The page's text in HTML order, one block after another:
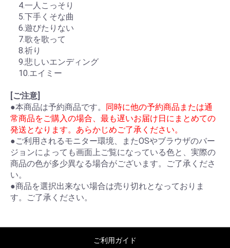
4.一人こっそり
5.下手くそな曲
6.遊びたりない
7.歌を歌って
8.祈り
9.悲しいエンディング
10.エイミー
[ご注意]
●本商品は予約商品です。
同時に他の予約商品または通
常商品をご購入の場合、最も遅いお届け日にまとめての
発送となります。あらかじめご了承ください。
●ご利用されるモニター環境、またOSやブラウザのバー
ジョンによっても画面上ご覧になっている色と、実際の
商品の色が多少異なる場合がございます。ご了承くださ
い。
●商品を選択出来ない場合は売り切れとなっておりま
す。ご了承ください。
ご利用ガイド